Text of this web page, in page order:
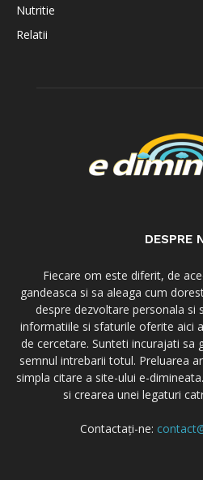
Nutritie
Relatii
DESPRE
Fiecare om este diferit, de
gandeasca si sa aleaga cum
despre dezvoltare personala si
informatiile si sfaturile oferite aici
de cercetare. Sunteti incurajati sa
semnul intrebarii totul. Preluarea
simpla citare a site-ului e-
si crearea unei legaturi
Contactați-ne: